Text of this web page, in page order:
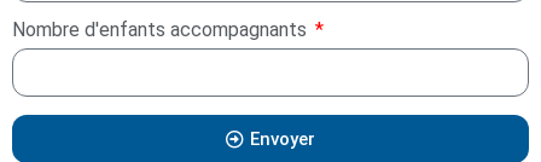
Nombre d'enfants accompagnants
Envoyer